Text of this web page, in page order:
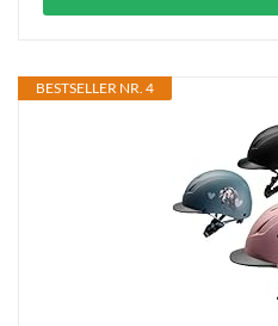
BESTSELLER NR. 4